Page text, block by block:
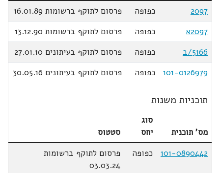
2097
כפופה
פרסום לתוקף ברשומות 16.01.89
2097א
כפופה
פרסום לתוקף ברשומות 13.12.90
5166/ב
כפופה
פרסום לתוקף בעיתונים 27.01.10
101-0126979
כפופה פרסום לתוקף בעיתונים 30.05.16
תוכניות משנות
מס' תוכנית
סוג
יחס
סטטוס
101-0890442
כפופה
פרסום לתוקף ברשומות
03.03.24